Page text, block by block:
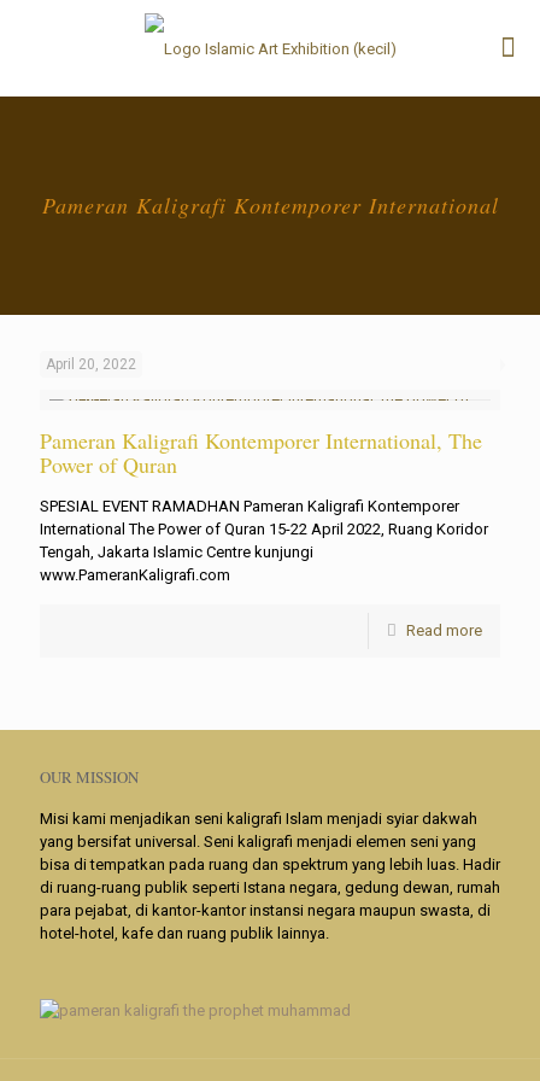
Pameran Kaligrafi Kontemporer International
April 20, 2022
Pameran Kaligrafi Kontemporer International, The
Power of Quran
SPESIAL EVENT RAMADHAN Pameran Kaligrafi Kontemporer
International The Power of Quran 15-22 April 2022, Ruang Koridor
Tengah, Jakarta Islamic Centre kunjungi
www.PameranKaligrafi.com
Read more
OUR MISSION
Misi kami menjadikan seni kaligrafi Islam menjadi syiar dakwah
yang bersifat universal. Seni kaligrafi menjadi elemen seni yang
bisa di tempatkan pada ruang dan spektrum yang lebih luas. Hadir
di ruang-ruang publik seperti Istana negara, gedung dewan, rumah
para pejabat, di kantor-kantor instansi negara maupun swasta, di
hotel-hotel, kafe dan ruang publik lainnya.